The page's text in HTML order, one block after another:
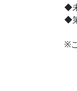
◆
◆
※